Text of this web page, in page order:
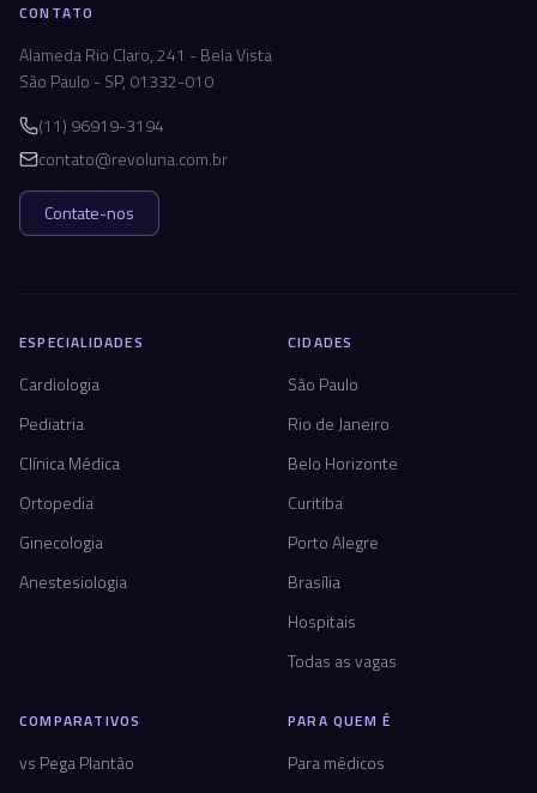
CONTATO
Alameda Rio Claro, 241 - Bela Vista
São Paulo - SP, 01332-010
(11) 96919-3194
contato@revoluna.com.br
Contate-nos
ESPECIALIDADES
Cardiologia
Pediatria
Clínica Médica
Ortopedia
Ginecologia
Anestesiologia
CIDADES
São Paulo
Rio de Janeiro
Belo Horizonte
Curitiba
Porto Alegre
Brasília
Hospitais
Todas as vagas
COMPARATIVOS
vs Pega Plantão
PARA QUEM É
Para médicos